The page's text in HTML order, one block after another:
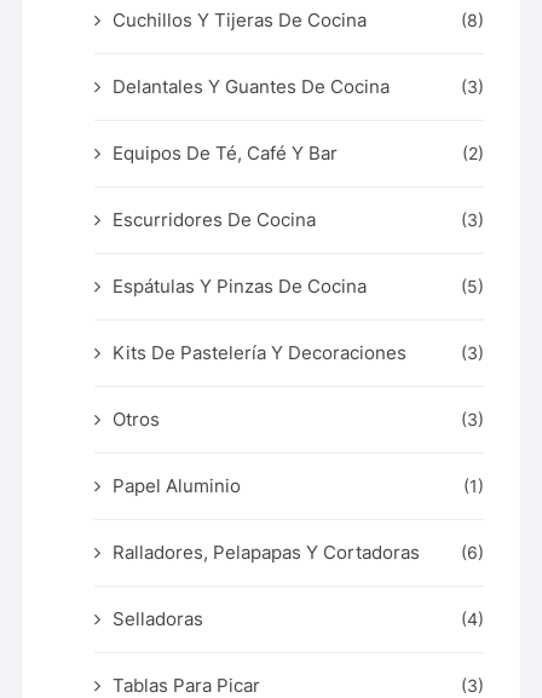
Cuchillos Y Tijeras De Cocina (8)
Delantales Y Guantes De Cocina (3)
Equipos De Té, Café Y Bar (2)
Escurridores De Cocina (3)
Espátulas Y Pinzas De Cocina (5)
Kits De Pastelería Y Decoraciones (3)
Otros (3)
Papel Aluminio (1)
Ralladores, Pelapapas Y Cortadoras (6)
Selladoras (4)
Tablas Para Picar (3)